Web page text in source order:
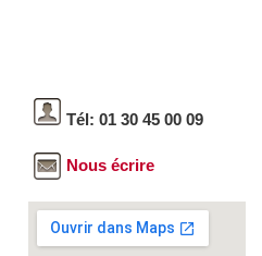
Tél: 01 30 45 00 09
Nous écrire